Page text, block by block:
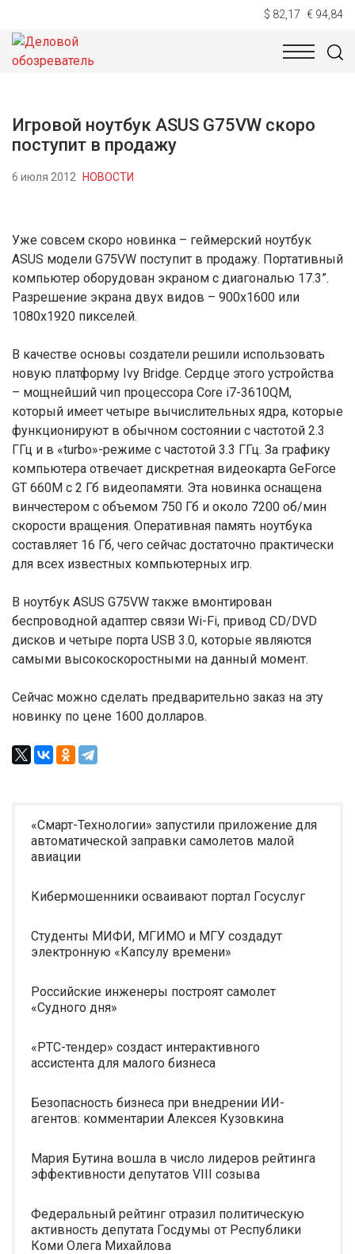
$ 82,17 € 94,84
НОВОСТИ
Игровой ноутбук ASUS G75VW скоро
поступит в продажу
6 июля 2012 НОВОСТИ
Уже совсем скоро новинка – геймерский ноутбук
ASUS модели G75VW поступит в продажу. Портативный
компьютер оборудован экраном с диагональю 17.3”.
Разрешение экрана двух видов – 900х1600 или
1080х1920 пикселей.
В качестве основы создатели решили использовать
новую платформу Ivy Bridge. Сердце этого устройства
– мощнейший чип процессора Core i7-3610QM,
который имеет четыре вычислительных ядра, которые
функционируют в обычном состоянии с частотой 2.3
ГГц и в «turbo»-режиме с частотой 3.3 ГГц. За графику
компьютера отвечает дискретная видеокарта GeForce
GT 660M с 2 Гб видеопамяти. Эта новинка оснащена
винчестером с объемом 750 Гб и около 7200 об/мин
скорости вращения. Оперативная память ноутбука
составляет 16 Гб, чего сейчас достаточно практически
для всех известных компьютерных игр.
В ноутбук ASUS G75VW также вмонтирован
беспроводной адаптер связи Wi-Fi, привод CD/DVD
дисков и четыре порта USB 3.0, которые являются
самыми высокоскоростными на данный момент.
Сейчас можно сделать предварительно заказ на эту
новинку по цене 1600 долларов.
«Смарт-Технологии» запустили приложение для
автоматической заправки самолетов малой
авиации
Кибермошенники осваивают портал Госуслуг
Студенты МИФИ, МГИМО и МГУ создадут
электронную «Капсулу времени»
Российские инженеры построят самолет
«Судного дня»
«РТС-тендер» создаст интерактивного
ассистента для малого бизнеса
Безопасность бизнеса при внедрении ИИ-
агентов: комментарии Алексея Кузовкина
Мария Бутина вошла в число лидеров рейтинга
эффективности депутатов VIII созыва
Федеральный рейтинг отразил политическую
активность депутата Госдумы от Республики
Коми Олега Михайлова